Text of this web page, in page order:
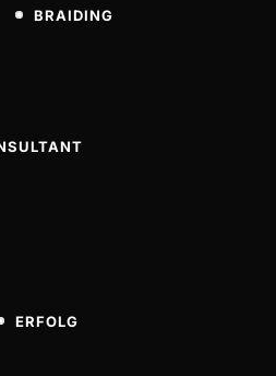
BRAIDING
ERFOLG